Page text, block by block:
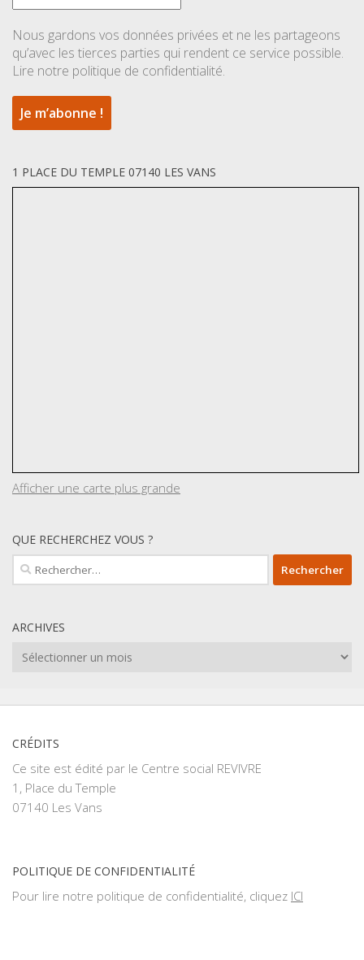
Nous gardons vos données privées et ne les partageons
qu’avec les tierces parties qui rendent ce service possible.
Lire notre politique de confidentialité.
1 PLACE DU TEMPLE 07140 LES VANS
Afficher une carte plus grande
QUE RECHERCHEZ VOUS ?
Rechercher :
ARCHIVES
Archives
CRÉDITS
Ce site est édité par le Centre social REVIVRE
1, Place du Temple
07140 Les Vans
POLITIQUE DE CONFIDENTIALITÉ
Pour lire notre politique de confidentialité, cliquez ICI